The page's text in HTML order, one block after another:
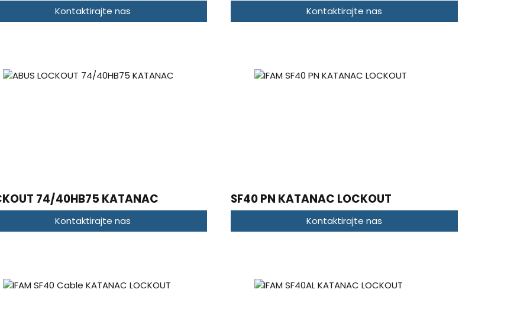
Kontaktirajte nas Kontaktirajte nas
74/40HB75 KATANAC
Kontaktirajte nas
SF40 PN KATANAC LOCKOUT
Kontaktirajte nas